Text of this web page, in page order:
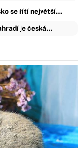
se řítí největší…
je česká…